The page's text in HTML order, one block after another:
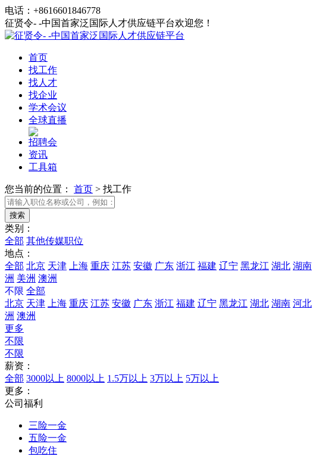
电话：+8616601846778
征贤令- -中国首家泛国际人才供应链平台欢迎您！
首页
找工作
找人才
找企业
学术会议
全球直播
招聘会
资讯
工具箱
您当前的位置： 首页 > 找工作
类别：
全部 其他传媒职位
地点：
全部 北京 天津 上海 重庆 江苏 安徽 广东 浙江 福建 辽宁 黑龙江 湖北 湖南
洲 美洲 澳洲
不限 全部
北京 天津 上海 重庆 江苏 安徽 广东 浙江 福建 辽宁 黑龙江 湖北 湖南 河北
洲 澳洲
更多
不限
不限
薪资：
全部 3000以上 8000以上 1.5万以上 3万以上 5万以上
更多：
公司福利
三险一金
五险一金
包吃住